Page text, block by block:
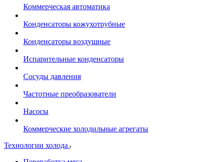
Коммерческая автоматика
Конденсаторы кожухотрубные
Конденсаторы воздушные
Испарительные конденсаторы
Сосуды давления
Частотные преобразователи
Насосы
Коммерческие холодильные агрегаты
Технологии холода